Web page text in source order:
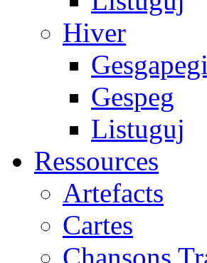
Hiver
Gespeg
Listuguj
Ressources
Artefacts
Cartes